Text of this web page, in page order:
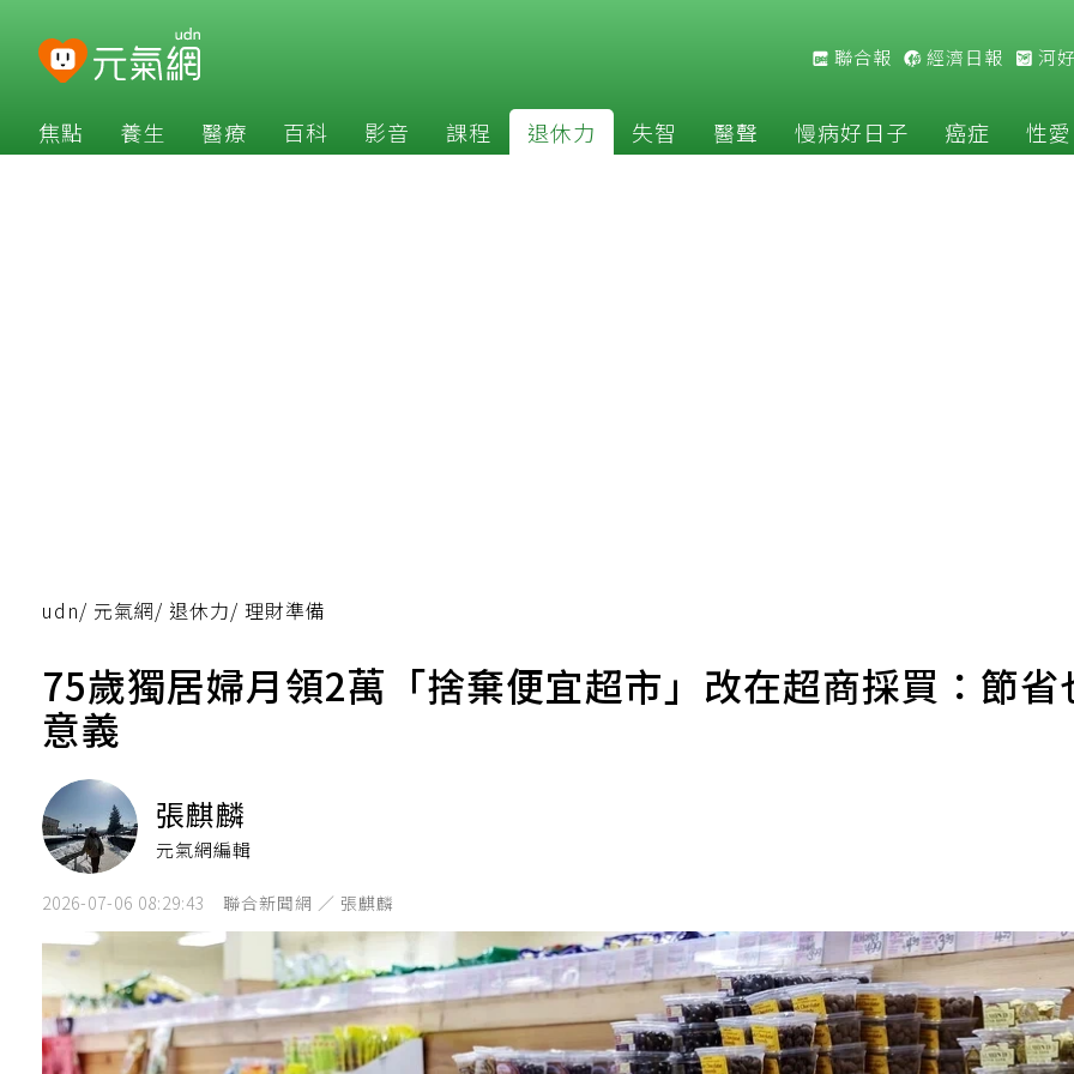
聯合報 經濟日報 河
焦點 養生 醫療 百科 影音 課程 退休力 失智 醫聲 慢病好日子 癌症 性愛
udn/ 元氣網/ 退休力/ 理財準備
75歲獨居婦月領2萬「捨棄便宜超市」改在超商採買：節
意義
張麒麟
元氣網編輯
2026-07-06 08:29:43 聯合新聞網 ／ 張麒麟